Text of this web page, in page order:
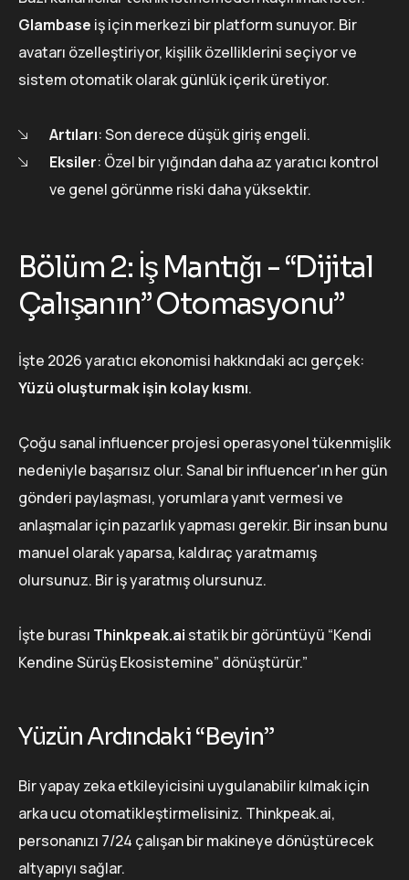
Glambase iş için merkezi bir platform sunuyor. Bir
avatarı özelleştiriyor, kişilik özelliklerini seçiyor ve
sistem otomatik olarak günlük içerik üretiyor.
Artıları: Son derece düşük giriş engeli.
Eksiler: Özel bir yığından daha az yaratıcı kontrol
ve genel görünme riski daha yüksektir.
Bölüm 2: İş Mantığı - “Dijital
Çalışanın” Otomasyonu”
İşte 2026 yaratıcı ekonomisi hakkındaki acı gerçek:
Yüzü oluşturmak işin kolay kısmı.
Çoğu sanal influencer projesi operasyonel tükenmişlik
nedeniyle başarısız olur. Sanal bir influencer'ın her gün
gönderi paylaşması, yorumlara yanıt vermesi ve
anlaşmalar için pazarlık yapması gerekir. Bir insan bunu
manuel olarak yaparsa, kaldıraç yaratmamış
olursunuz. Bir iş yaratmış olursunuz.
İşte burası Thinkpeak.ai statik bir görüntüyü “Kendi
Kendine Sürüş Ekosistemine” dönüştürür.”
Yüzün Ardındaki “Beyin”
Bir yapay zeka etkileyicisini uygulanabilir kılmak için
arka ucu otomatikleştirmelisiniz. Thinkpeak.ai,
personanızı 7/24 çalışan bir makineye dönüştürecek
altyapıyı sağlar.